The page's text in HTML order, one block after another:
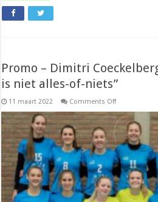
Promo – Dimitri
is niet alles-of-niets”
11 maart 2022 Comments Offon
–
Dimitri
(Meerbeke):
“Dit
is
niet
alles-
of-
niets”